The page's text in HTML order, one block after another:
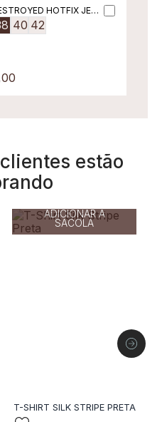
HOTFIX JEAN
40 42
estão
T-SHIRT SILK STRIPE PRETA